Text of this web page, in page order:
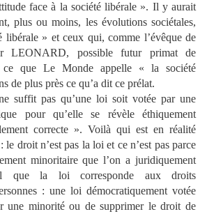
face à la société libérale ». Il y aurait
plus ou moins, les évolutions sociétales,
libérale » et ceux qui, comme l’évêque de
LEONARD, possible futur primat de
ce que Le Monde appelle « la société
de plus près ce qu’a dit ce prélat.
suffit pas qu’une loi soit votée par une
pour qu’elle se révèle éthiquement
correcte ». Voilà qui est en réalité
droit n’est pas la loi et ce n’est pas parce
minoritaire que l’on a juridiquement
que la loi corresponde aux droits
: une loi démocratiquement votée
une minorité ou de supprimer le droit de